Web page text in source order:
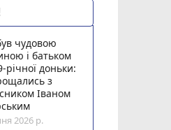
чудовою
і батьком
річної доньки:
з
Іваном
2026 р.